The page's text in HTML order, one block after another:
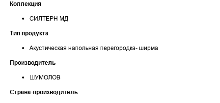
Коллекция
СИЛТЕРН МД
Тип продукта
Акустическая напольная перегородка- ширма
Производитель
ШУМОЛОВ
Страна-производитель